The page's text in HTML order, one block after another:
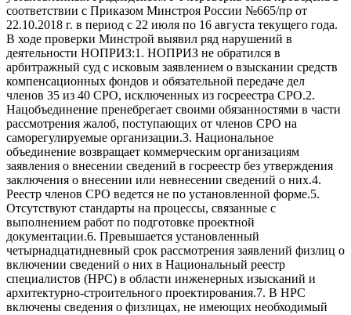
соответствии с Приказом Минстроя России №665/пр от
22.10.2018 г. в период с 22 июля по 16 августа текущего года.
В ходе проверки Минстрой выявил ряд нарушений в
деятельности НОПРИЗ:1. НОПРИЗ не обратился в
арбитражный суд с исковым заявлением о взыскании средств
компенсационных фондов и обязательной передаче дел
членов 35 из 40 СРО, исключенных из госреестра СРО.2.
Нацобъединение пренебрегает своими обязанностями в части
рассмотрения жалоб, поступающих от членов СРО на
саморегулируемые организации.3. Национальное
объединение возвращает коммерческим организациям
заявления о внесении сведений в госреестр без утверждения
заключения о внесении или невнесении сведений о них.4.
Реестр членов СРО ведется не по установленной форме.5.
Отсутствуют стандарты на процессы, связанные с
выполнением работ по подготовке проектной
документации.6. Превышается установленный
четырнадцатидневный срок рассмотрения заявлений физлиц о
включении сведений о них в Национальный реестр
специалистов (НРС) в области инженерных изысканий и
архитектурно-строительного проектирования.7. В НРС
включены сведения о физлицах, не имеющих необходимый